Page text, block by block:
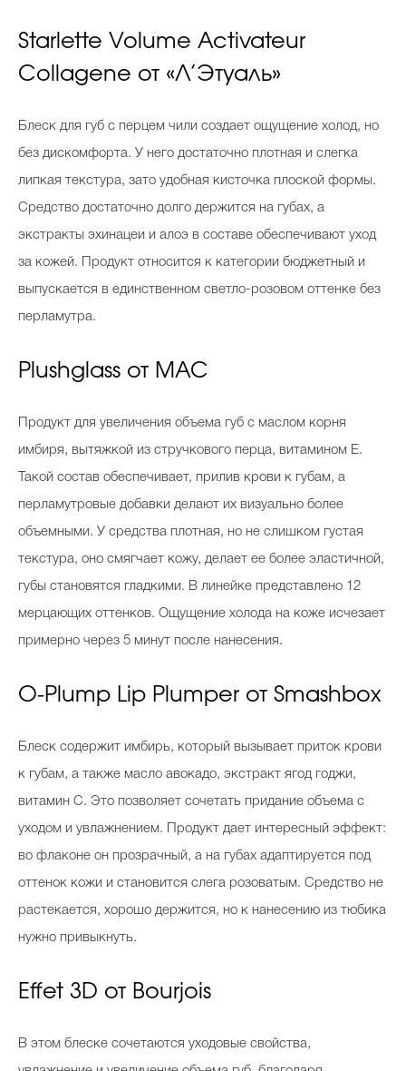
Starlette Volume Activateur
Collagene от «Л’Этуаль»
Блеск для губ с перцем чили создает ощущение холод, но
без дискомфорта. У него достаточно плотная и слегка
липкая текстура, зато удобная кисточка плоской формы.
Средство достаточно долго держится на губах, а
экстракты эхинацеи и алоэ в составе обеспечивают уход
за кожей. Продукт относится к категории бюджетный и
выпускается в единственном светло-розовом оттенке без
перламутра.
Plushglass от MAC
Продукт для увеличения объема губ с маслом корня
имбиря, вытяжкой из стручкового перца, витамином Е.
Такой состав обеспечивает, прилив крови к губам, а
перламутровые добавки делают их визуально более
объемными. У средства плотная, но не слишком густая
текстура, оно смягчает кожу, делает ее более эластичной,
губы становятся гладкими. В линейке представлено 12
мерцающих оттенков. Ощущение холода на коже исчезает
примерно через 5 минут после нанесения.
O-Plump Lip Plumper от Smashbox
Блеск содержит имбирь, который вызывает приток крови
к губам, а также масло авокадо, экстракт ягод годжи,
витамин С. Это позволяет сочетать придание объема с
уходом и увлажнением. Продукт дает интересный эффект:
во флаконе он прозрачный, а на губах адаптируется под
оттенок кожи и становится слега розоватым. Средство не
растекается, хорошо держится, но к нанесению из тюбика
нужно привыкнуть.
Effet 3D от Bourjois
В этом блеске сочетаются уходовые свойства,